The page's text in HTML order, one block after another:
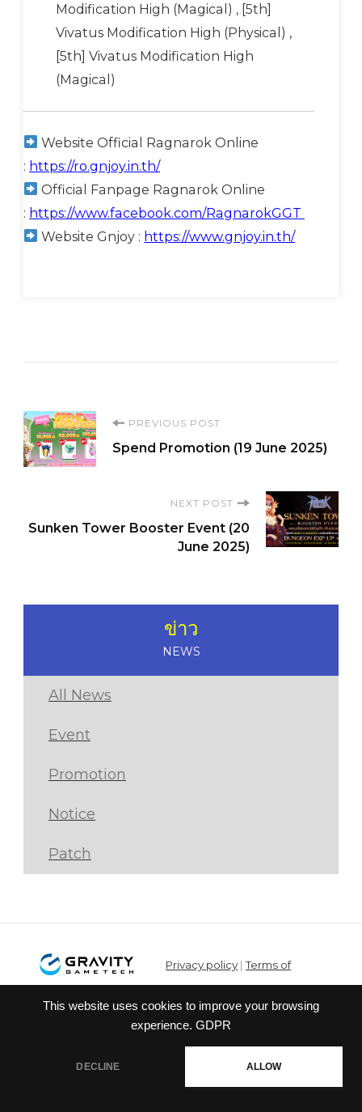
This website uses cookies to improve your browsing
experience. GDPR
DECLINE ALLOW
Modification High (Magical) , [5th]
Vivatus Modification High (Physical) ,
[5th] Vivatus Modification High
(Magical)
Website Official Ragnarok Online
: https://ro.gnjoy.in.th/
Official Fanpage Ragnarok Online
: https://www.facebook.com/RagnarokGGT
Website Gnjoy : https://www.gnjoy.in.th/
Post
Navigation
PREVIOUS POST
Spend Promotion (19 June 2025)
NEXT POST
Sunken Tower Booster Event (20
June 2025)
ข่าว
NEWS
All News
Event
Promotion
Notice
Patch
Privacy policy |Terms of
service
© Gravity Co.,Ltd. & Lee
Reserved. Published Gravity Game
Tech Co.,Ltd.